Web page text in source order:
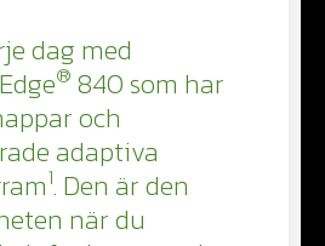
dag med
® 840 som har
och
adaptiva
1. Den är den
när du